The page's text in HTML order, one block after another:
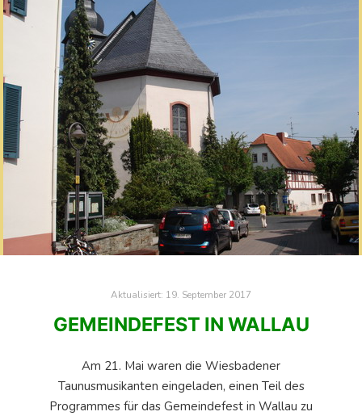
Aktualisiert: 19. September 2017
GEMEINDEFEST IN WALLAU
Am 21. Mai waren die Wiesbadener
Taunusmusikanten eingeladen, einen Teil des
Programmes für das Gemeindefest in Wallau zu